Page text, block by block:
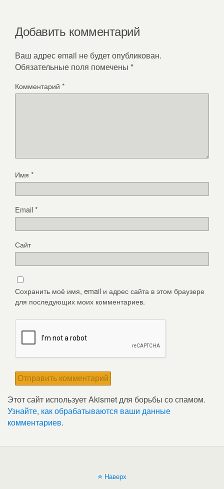
Добавить комментарий
Ваш адрес email не будет опубликован.
Обязательные поля помечены *
Комментарий *
Имя *
Email*
Сайт
Сохранить моё имя, email и адрес сайта в этом браузере
для последующих моих комментариев.
Этот сайт использует Akismet для борьбы со спамом.
Узнайте, как обрабатываются ваши данные
комментариев.
Наверх